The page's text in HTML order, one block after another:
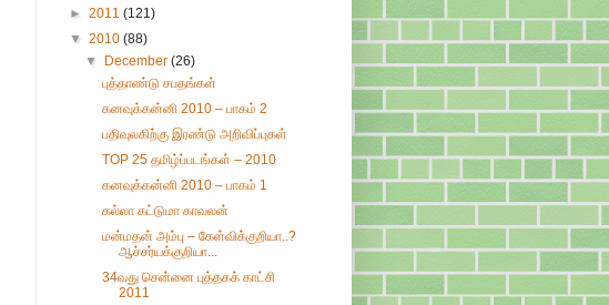
► 2011 (121)
▼ 2010 (88)
▼
December(26)
புத்தாண்டு சபதங்கள்
கனவுக்கன்னி 2010 – பாகம் 2
பதிவுலகிற்கு இரண்டு அறிவிப்புகள்
TOP 25 தமிழ்ப்படங்கள் – 2010
கனவுக்கன்னி 2010 – பாகம் 1
கல்லா கட்டுமா காவலன்
மன்மதன் அம்பு – கேள்விக்குறியா..?
ஆச்சர்யக்குறியா...
34வது சென்னை புத்தகக் காட்சி
2011